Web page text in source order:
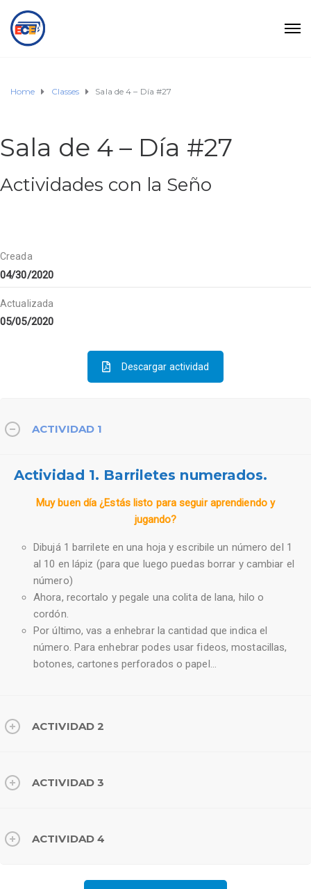
Home Classes Sala de 4 – Día #27
Sala de 4 – Día #27
Actividades con la Seño
Creada
04/30/2020
Actualizada
05/05/2020
Descargar actividad
ACTIVIDAD 1
Actividad 1. Barriletes numerados.
Muy buen día ¿Estás listo para seguir aprendiendo y
jugando?
Dibujá 1 barrilete en una hoja y escribile un número del 1
al 10 en lápiz (para que luego puedas borrar y cambiar el
número)
Ahora, recortalo y pegale una colita de lana, hilo o
cordón.
Por último, vas a enhebrar la cantidad que indica el
número. Para enhebrar podes usar fideos, mostacillas,
botones, cartones perforados o papel…
ACTIVIDAD 2
ACTIVIDAD 3
ACTIVIDAD 4